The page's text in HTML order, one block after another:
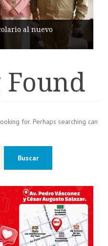
al nuevo
for. Perhaps searching can